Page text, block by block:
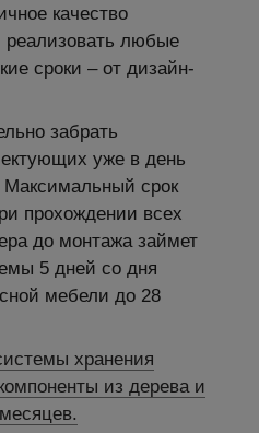
качество
любые
сроки – от дизайн-
забрать
уже в день
Максимальный срок
прохождении всех
до монтажа займет
5 дней со дня
мебели до 28
хранения
из дерева и